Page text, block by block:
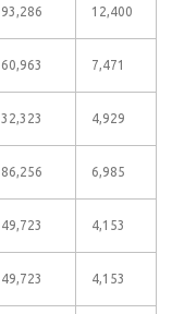
93,286 12,400
60,963 7,471
32,323 4,929
86,256 6,985
49,723 4,153
49,723 4,153